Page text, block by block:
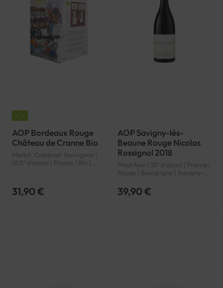
AOP Bordeaux Rouge
Château de Cranne Bio
Merlot, Cabernet Sauvignon |
12.5° d'alcool | France | Bio |
31,90 €
AOP Savigny-lès-
Beaune Rouge Nicolas
Rossignol 2018
Pinot Noir | 13° d'alcool | France |
Rouge | Bourgogne | Savigny-
39,90 €